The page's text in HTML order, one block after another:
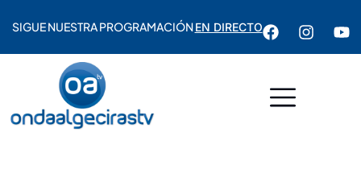
SIGUE NUESTRA PROGRAMACIÓNEN DIRECTO